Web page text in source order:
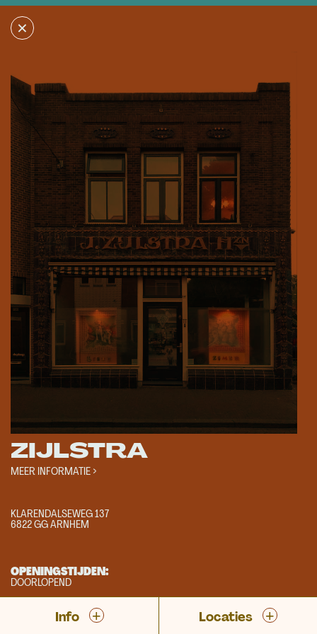
ZIJLSTRA
KLARENDALSEWEG 137
MEER INFORMATIE
TOON ROUTE
×
×
ZIJLSTRA
MEER INFORMATIE >
KLARENDALSEWEG 137
6822 GG ARNHEM
OPENINGSTIJDEN:
DOORLOPEND
NU TE ZIEN:
Info + Locaties +